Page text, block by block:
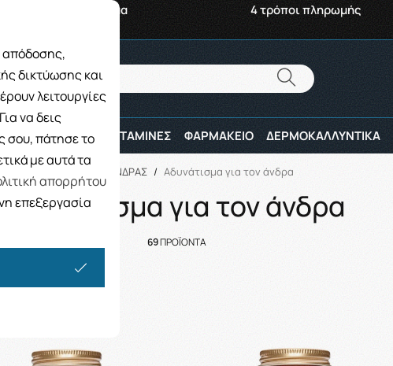
από το Κατάστημα 4 τρόποι πληρωμής
Αναζήτηση
ΑΘΛΗΤΕΣ ΒΙΤΑΜΙΝΕΣ ΦΑΡΜΑΚΕΙΟ ΔΕΡΜΟΚΑΛΛΥΝΤΙΚΑ
Αναζήτηση
ΑΝΔΡΑΣ / Αδυνάτισμα για τον άνδρα
Αδυνάτισμα για τον άνδρα
69ΠΡΟΪΟΝΤΑ
απόδοσης,
δικτύωσης και
λειτουργίες
να δεις
σου, πάτησε το
με αυτά τα
απορρήτου
επεξεργασία